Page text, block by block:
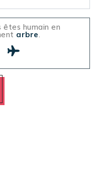
êtes humain en
arbre.